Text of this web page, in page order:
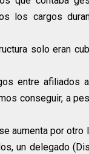
los cargos
solo eran
entre afiliados
conseguir, a
aumenta por otro
un delegado